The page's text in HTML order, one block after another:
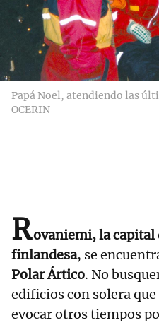
Papá Noel, atendiendo las
OCERIN
Rovaniemi, la capital
finlandesa, se
Polar Ártico. No
edificios con solera
evocar otros tiempos